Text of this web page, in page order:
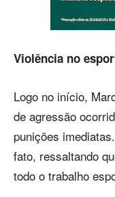
Violência no
Logo no início,
de agressão
punições
fato, ressaltando
todo o trabalho